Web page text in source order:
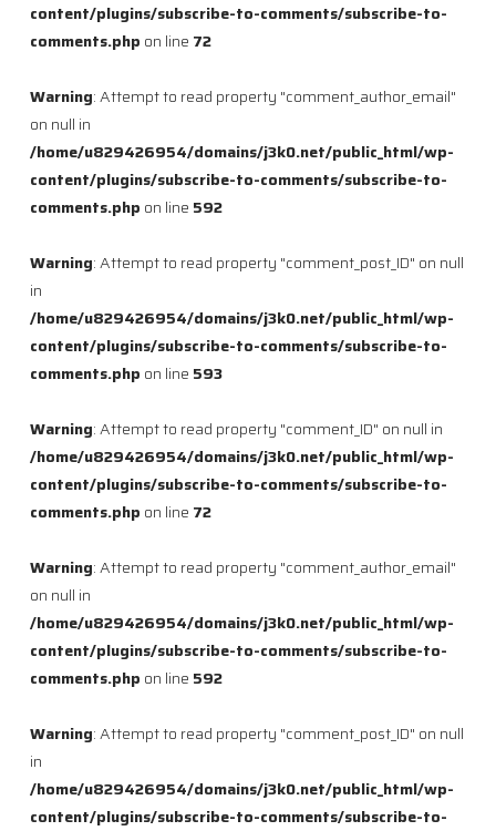
content/plugins/subscribe-to-comments/subscribe-to-
comments.php on line 72
Warning: Attempt to read property "comment_author_email"
on null in
/home/u829426954/domains/j3k0.net/public_html/wp-
content/plugins/subscribe-to-comments/subscribe-to-
comments.php on line 592
Warning: Attempt to read property "comment_post_ID" on null
in
/home/u829426954/domains/j3k0.net/public_html/wp-
content/plugins/subscribe-to-comments/subscribe-to-
comments.php on line 593
Warning: Attempt to read property "comment_ID" on null in
/home/u829426954/domains/j3k0.net/public_html/wp-
content/plugins/subscribe-to-comments/subscribe-to-
comments.php on line 72
Warning: Attempt to read property "comment_author_email"
on null in
/home/u829426954/domains/j3k0.net/public_html/wp-
content/plugins/subscribe-to-comments/subscribe-to-
comments.php on line 592
Warning: Attempt to read property "comment_post_ID" on null
in
/home/u829426954/domains/j3k0.net/public_html/wp-
content/plugins/subscribe-to-comments/subscribe-to-